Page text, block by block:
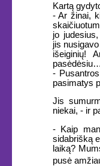
Kartą
- Ar žinai,
jo
jis
išeiginių!
-
pasimatys
Jis
niekai, - ir
- Kaip
sidabrišką
laiką?
pusė